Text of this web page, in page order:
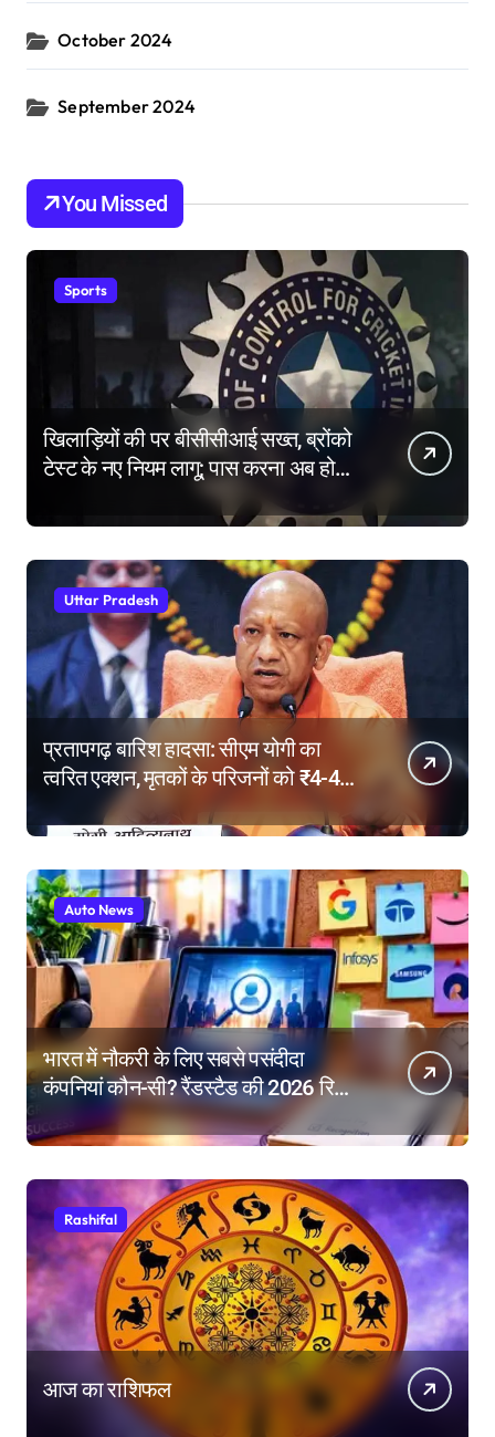
October 2024
September 2024
You Missed
Sports
खिलाड़ियों की पर बीसीसीआई सख्त, ब्रोंको
टेस्ट के नए नियम लागू; पास करना अब होगा
Uttar Pradesh
प्रतापगढ़ बारिश हादसा: सीएम योगी का
त्वरित एक्शन, मृतकों के परिजनों को ₹4-4
लाख की सहायता, घायलों के बेहतर इलाज के
निर्देश
Auto News
भारत में नौकरी के लिए सबसे पसंदीदा
कंपनियां कौन-सी? रैंडस्टैड की 2026 रिपोर्ट
में गूगल नंबर-1
Rashifal
आज का राशिफल